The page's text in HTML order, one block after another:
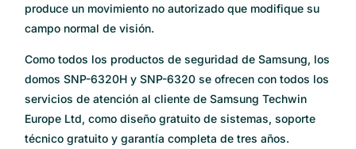
produce un movimiento no autorizado que modifique su
campo normal de visión.
Como todos los productos de seguridad de Samsung, los
domos SNP-6320H y SNP-6320 se ofrecen con todos los
servicios de atención al cliente de Samsung Techwin
Europe Ltd, como diseño gratuito de sistemas, soporte
técnico gratuito y garantía completa de tres años.